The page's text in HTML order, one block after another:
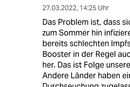
27.03.2022, 14:25 Uhr
Das Problem ist, dass
zum Sommer hin
bereits schlechten
Booster in der Regel
her. Das ist Folge
Andere Länder haben